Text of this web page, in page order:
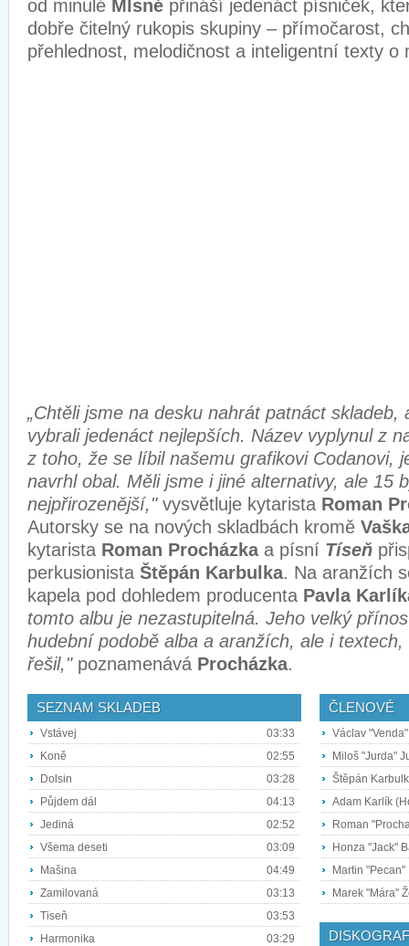
od minulé Mlsné přináší jedenáct písniček,
dobře čitelný rukopis skupiny – přímočarost,
přehlednost, melodičnost a inteligentní texty o
„Chtěli jsme na desku nahrát patnáct skladeb,
vybrali jedenáct nejlepších. Název vyplynul z
z toho, že se líbil našemu grafikovi Codanovi,
navrhl obal. Měli jsme i jiné alternativy, ale 15
nejpřirozenější,"vysvětluje kytarista Roman
Autorsky se na nových skladbách kromě
kytarista Roman Procházkaa písní Tíseň
perkusionista Štěpán Karbulka. Na aranžích
kapela pod dohledem producenta Pavla
tomto albu je nezastupitelná. Jeho velký
hudební podobě alba a aranžích, ale i
řešil,"poznamenává Procházka.
SEZNAM SKLADEB
Vstávej
03:33
Koně
02:55
Dolsin
03:28
Půjdem dál
04:13
Jediná
02:52
Všema deseti
03:09
Mašina
04:49
Zamilovaná
03:13
Tiseň
03:53
Harmonika
03:29
ČLENOVÉ
Václav
Miloš "Jurda"
Štěpán
Adam Karlík
Roman
Honza "Jack"
Martin
Marek "Mára"